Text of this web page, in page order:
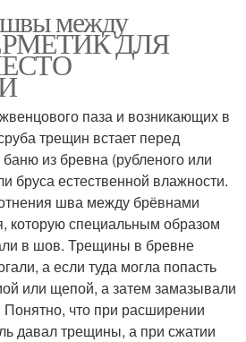
между
ДЛЯ
паза и возникающих в
трещин встает перед
из бревна (рубленого или
бруса естественной влажности.
шва между брёвнами
которую специальным образом
в шов. Трещины в бревне
а если туда могла попасть
или щепой, а затем замазывали
что при расширении
давал трещины, а при сжатии